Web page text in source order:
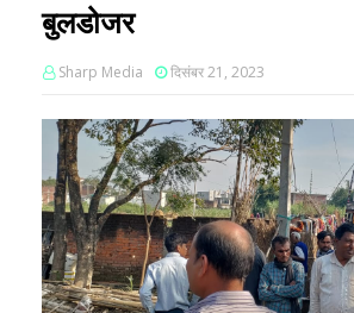
बुलडोजर
Sharp Media दिसंबर 21, 2023